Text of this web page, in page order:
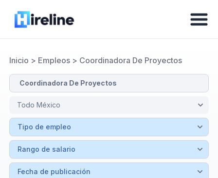
Inicio > Empleos> Coordinadora De Proyectos